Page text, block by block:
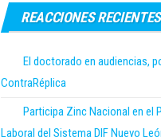
REACCIONES RECIENTES
El doctorado en audiencias,
ContraRéplica
Participa Zinc Nacional en el
Laboral del Sistema DIF Nuevo